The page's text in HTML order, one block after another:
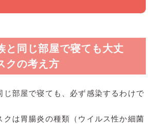
と同じ部屋で寝ても大丈
クの考え方
じ部屋で寝ても、必ず感染するわけで
クは胃腸炎の種類（ウイルス性か細菌